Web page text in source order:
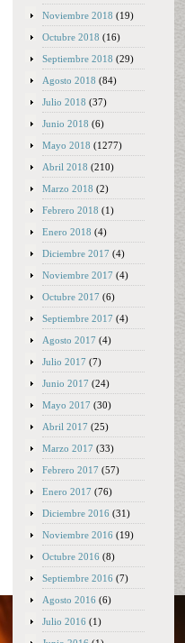
Noviembre 2018 (19)
Octubre 2018 (16)
Septiembre 2018 (29)
Agosto 2018 (84)
Julio 2018 (37)
Junio 2018 (6)
Mayo 2018 (1277)
Abril 2018 (210)
Marzo 2018 (2)
Febrero 2018 (1)
Enero 2018 (4)
Diciembre 2017 (4)
Noviembre 2017 (4)
Octubre 2017 (6)
Septiembre 2017 (4)
Agosto 2017 (4)
Julio 2017 (7)
Junio 2017 (24)
Mayo 2017 (30)
Abril 2017 (25)
Marzo 2017 (33)
Febrero 2017 (57)
Enero 2017 (76)
Diciembre 2016 (31)
Noviembre 2016 (19)
Octubre 2016 (8)
Septiembre 2016 (7)
Agosto 2016 (6)
Julio 2016 (1)